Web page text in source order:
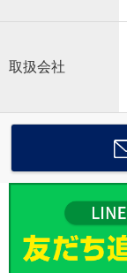
取扱会社